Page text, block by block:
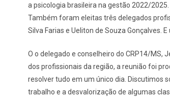
a psicologia brasileira na gestão 2022/2025.
Também foram eleitas três delegados
Silva Farias e Ueliton de Souza Gonçalves.
O o delegado e conselheiro do CRP14/MS,
dos profissionais da região, a reunião foi
resolver tudo em um único dia. Discutimos
trabalho e a desvalorização de algumas